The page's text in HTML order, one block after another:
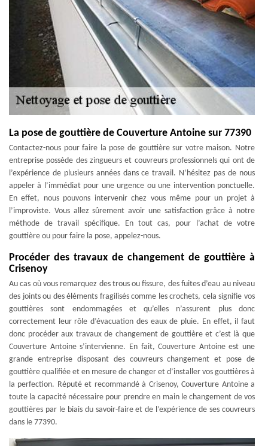
La pose de gouttière de Couverture Antoine sur 77390
Contactez-nous pour faire la pose de gouttière sur votre maison. Notre
entreprise possède des zingueurs et couvreurs professionnels qui ont de
l’expérience de plusieurs années dans ce travail. N’hésitez pas de nous
appeler à l’immédiat pour une urgence ou une intervention ponctuelle.
En effet, nous pouvons intervenir chez vous même pour un projet à
l’improviste. Vous allez sûrement avoir une satisfaction grâce à notre
méthode de travail spécifique. En tout cas, pour l’achat de votre
gouttière ou pour faire la pose, appelez-nous.
Procéder des travaux de changement de gouttière à
Crisenoy
Au cas où vous remarquez des trous ou fissure, des fuites d’eau au niveau
des joints ou des éléments fragilisés comme les crochets, cela signifie vos
gouttières sont endommagées et qu’elles n’assurent plus donc
correctement leur rôle d’évacuation des eaux de pluie. En effet, il faut
donc procéder aux travaux de changement de gouttière et c’est là que
Couverture Antoine s’intervienne. En fait, Couverture Antoine est une
grande entreprise disposant des couvreurs changement et pose de
gouttière qualifiée et en mesure de changer et d’installer vos gouttières à
la perfection. Réputé et recommandé à Crisenoy, Couverture Antoine a
toute la capacité nécessaire pour prendre en main le changement de vos
gouttières par le biais du savoir-faire et de l’expérience de ses couvreurs
dans le 77390.